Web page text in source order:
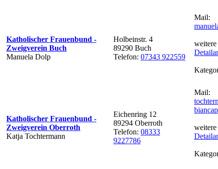
Katholischer Frauenbund -
Zweigverein Buch
Manuela Dolp
Holbeinstr. 4
89290 Buch
Telefon: 07343 922559
Mail:
Katholischer Frauenbund -
Zweigverein Oberroth
Katja Tochtermann
Eichenring 12
89294 Oberroth
Telefon: 08333
9227786
Mail: